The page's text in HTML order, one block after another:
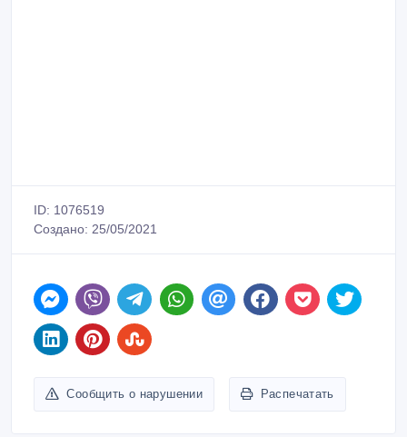
ID: 1076519
Создано: 25/05/2021
Сообщить о нарушении Распечатать